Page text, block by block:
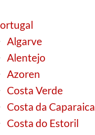
Algarve
Alentejo
Azoren
Costa Verde
Costa da Caparaica
Costa do Estoril